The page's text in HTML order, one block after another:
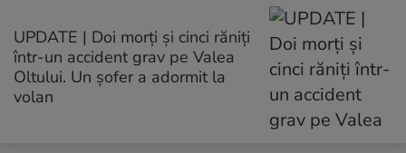
UPDATE | Doi morți și cinci răniți
într-un accident grav pe Valea
Oltului. Un șofer a adormit la
volan